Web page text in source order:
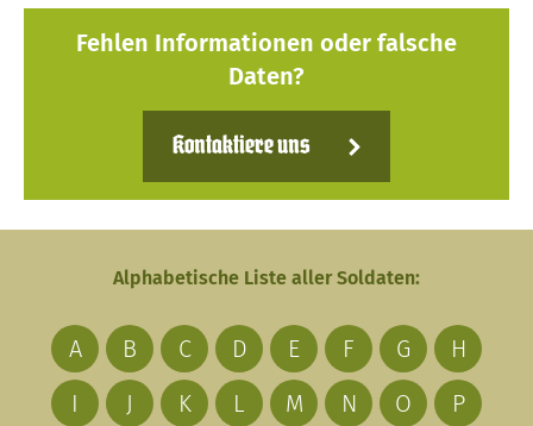
Fehlen Informationen oder falsche
Daten?
Kontaktiere uns
Alphabetische Liste aller Soldaten:
A B C D E F G
H
I
J K L M N O
P